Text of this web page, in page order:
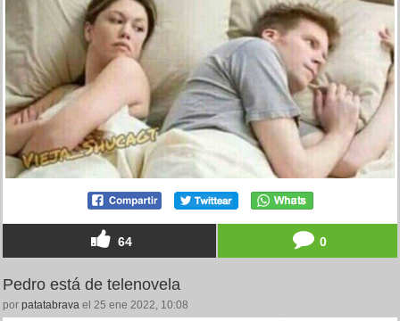
64 0
Pedro está de telenovela
por patatabrava el 25 ene 2022, 10:08